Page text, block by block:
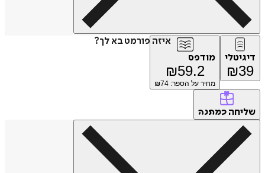
איזה פורמט בא לך?
דיגיטלי
₪39
מודפס
₪59.2
מחיר על הספר: ₪ 74
שליחה כמתנה